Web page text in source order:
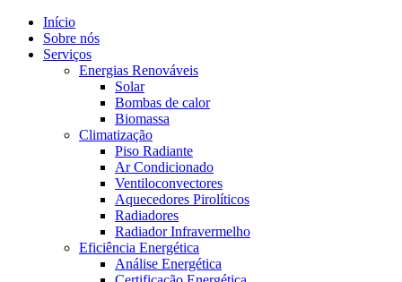
Início
Sobre nós
Serviços
Energias Renováveis
Solar
Bombas de calor
Biomassa
Climatização
Piso Radiante
Ar Condicionado
Ventiloconvectores
Aquecedores Pirolíticos
Radiadores
Radiador Infravermelho
Eficiência Energética
Análise Energética